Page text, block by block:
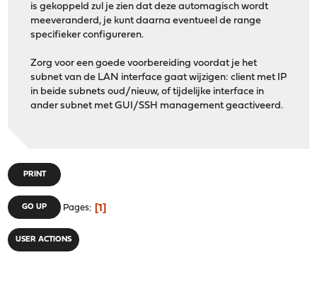
is gekoppeld zul je zien dat deze automagisch wordt
meeveranderd, je kunt daarna eventueel de range
specifieker configureren.
Zorg voor een goede voorbereiding voordat je het
subnet van de LAN interface gaat wijzigen: client met IP
in beide subnets oud/nieuw, of tijdelijke interface in
ander subnet met GUI/SSH management geactiveerd.
PRINT
GO UP Pages 1
USER ACTIONS